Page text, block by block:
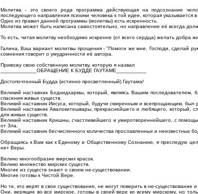
Молитва - это своего рода программа действующая на подсознание
последующего направления психики человека к той идее, которая указывается
Одно из правил данной программы (молитвы) есть искренность.
Молитва может быть написана самостоятельно, но направление её всегда
То есть, читая молитву необходимо искренне (от всего сердца) желать добра
Галина, Ваш вариант молитвы прощения - "Помоги же мне, Господи, сделай
сомнения говорит о умудренности её автора.
Привожу свою собственную молитву, которую я назвал
____________ОБРАЩЕНИЕ К БУДДЕ ГАУТАМЕ__________
Достопочтенный Будда (истинно просветленный) Гаутама!
Великий наставник Бодхидхармы, который, являясь Вашим
спасения живых существ.
Великий наставник Иисуса, который, будучи смиренным и всепрощающим, был
Великий наставник Авалокитешвары, прекраснейшего и любящего, который,
для живых существ.
Великий наставник Кришны, счастливейшего и умиротвореннейшего, с
от Зла.
Великий наставник бесчисленного количества прославленных и неизвестных
Обращаясь к Вам как к Единому и Общественному Сознанию, я преследую
нет Веры.
Велико многообразие мирских красок.
Велико множество мирских существ.
Многие из существ знают о своем не-существовании.
Многие готовы к Чистой Вере.
Но те, кто верят в свое существование, не могут поверить в не-существование
Они, верящие во все мирское, готовы в своей вере ко всему мирскому, но